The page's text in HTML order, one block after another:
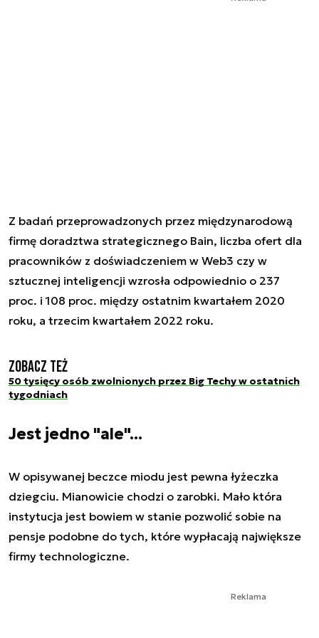
Z badań przeprowadzonych przez międzynarodową
firmę doradztwa strategicznego Bain, liczba ofert dla
pracowników z doświadczeniem w Web3 czy w
sztucznej inteligencji wzrosła odpowiednio o 237
proc. i 108 proc. między ostatnim kwartałem 2020
roku, a trzecim kwartałem 2022 roku.
Zobacz też
50 tysięcy osób zwolnionych przez Big Techy w ostatnich
tygodniach
Jest jedno "ale"...
W opisywanej beczce miodu jest pewna łyżeczka
dziegciu. Mianowicie chodzi o zarobki. Mało która
instytucja jest bowiem w stanie pozwolić sobie na
pensje podobne do tych, które wypłacają największe
firmy technologiczne.
Reklama